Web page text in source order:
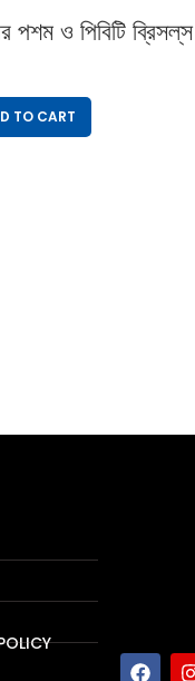
পশম ও পিবিটি ব্রিসল্‌স
৬ নং তুলি
TO CART